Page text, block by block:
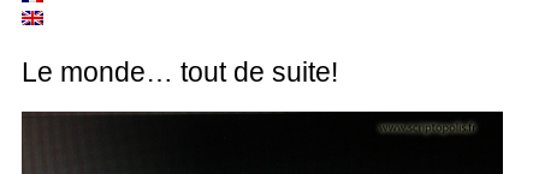
Le monde… tout de suite!